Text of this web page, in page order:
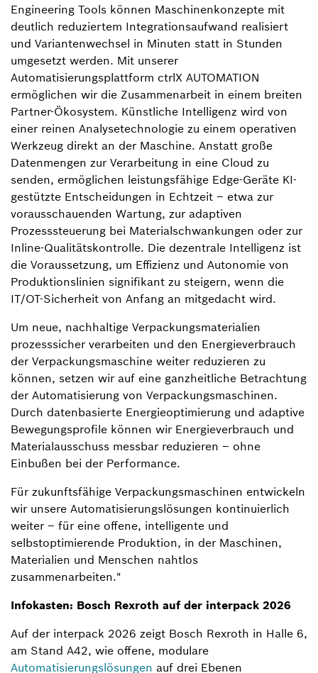
Engineering Tools können Maschinenkonzepte mit
deutlich reduziertem Integrationsaufwand realisiert
und Variantenwechsel in Minuten statt in Stunden
umgesetzt werden. Mit unserer
Automatisierungsplattform ctrlX AUTOMATION
ermöglichen wir die Zusammenarbeit in einem breiten
Partner-Ökosystem. Künstliche Intelligenz wird von
einer reinen Analysetechnologie zu einem operativen
Werkzeug direkt an der Maschine. Anstatt große
Datenmengen zur Verarbeitung in eine Cloud zu
senden, ermöglichen leistungsfähige Edge-Geräte KI-
gestützte Entscheidungen in Echtzeit – etwa zur
vorausschauenden Wartung, zur adaptiven
Prozesssteuerung bei Materialschwankungen oder zur
Inline-Qualitätskontrolle. Die dezentrale Intelligenz ist
die Voraussetzung, um Effizienz und Autonomie von
Produktionslinien signifikant zu steigern, wenn die
IT/OT-Sicherheit von Anfang an mitgedacht wird.
Um neue, nachhaltige Verpackungsmaterialien
prozesssicher verarbeiten und den Energieverbrauch
der Verpackungsmaschine weiter reduzieren zu
können, setzen wir auf eine ganzheitliche Betrachtung
der Automatisierung von Verpackungsmaschinen.
Durch datenbasierte Energieoptimierung und adaptive
Bewegungsprofile können wir Energieverbrauch und
Materialausschuss messbar reduzieren – ohne
Einbußen bei der Performance.
Für zukunftsfähige Verpackungsmaschinen entwickeln
wir unsere Automatisierungslösungen kontinuierlich
weiter – für eine offene, intelligente und
selbstoptimierende Produktion, in der Maschinen,
Materialien und Menschen nahtlos
zusammenarbeiten."
Infokasten: Bosch Rexroth auf der interpack 2026
Auf der interpack 2026 zeigt Bosch Rexroth in Halle 6,
am Stand A42, wie offene, modulare
Automatisierungslösungen auf drei Ebenen